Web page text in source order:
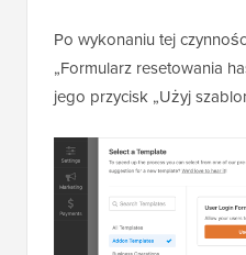
Po wykonaniu tej
„Formularz resetowania
jego przycisk „Użyj